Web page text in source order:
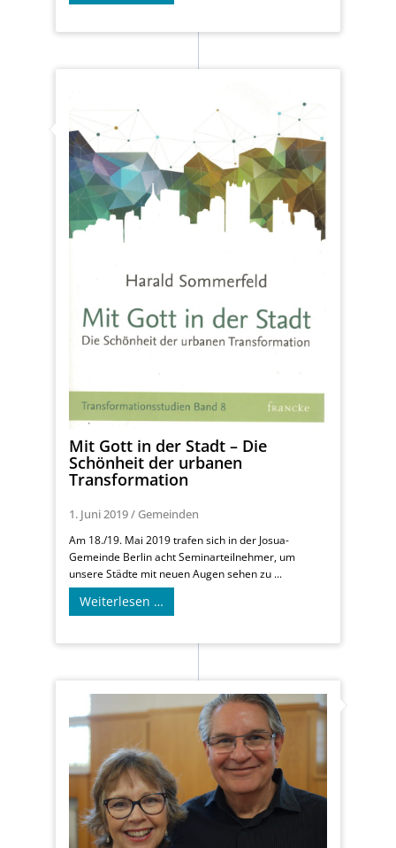
Mit Gott in der Stadt – Die
Schönheit der urbanen
Transformation
1. Juni 2019/ Gemeinden
Am 18./19. Mai 2019 trafen sich in der Josua-
Gemeinde Berlin acht Seminarteilnehmer, um
unsere Städte mit neuen Augen sehen zu ...
Weiterlesen …